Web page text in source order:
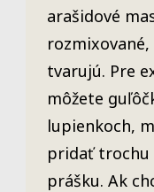
arašidové
tvarujú. Pre
môžete
lupienkoch,
pridať trochu
prášku. Ak